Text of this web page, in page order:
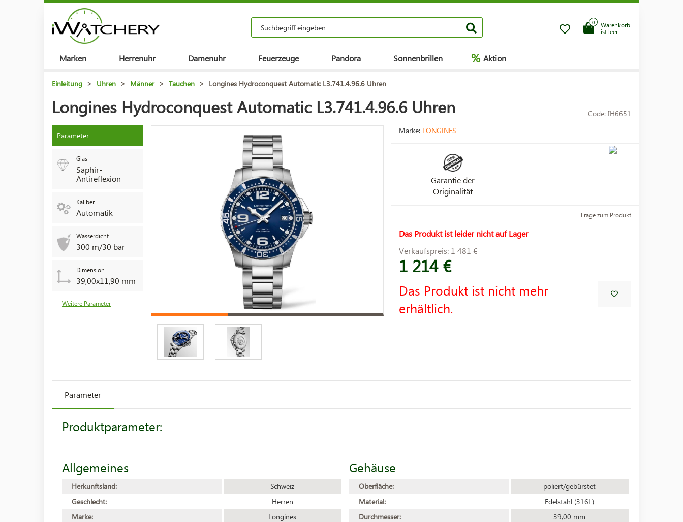
Warenkorb
ist leer
0
Marken Herrenuhr Damenuhr Feuerzeuge Pandora Sonnenbrillen % Aktion
Einleitung > Uhren > Männer > Tauchen > Longines Hydroconquest Automatic L3.741.4.96.6 Uhren
Longines Hydroconquest Automatic L3.741.4.96.6 Uhren Code: IH6651
Parameter
Glas
Saphir-
Antireflexion
Kaliber
Automatik
Wasserdicht
300 m/30 bar
Dimension
39,00x11,90 mm
Weitere Parameter
Marke: LONGINES
Garantie der
Originalität
Frage zum Produkt
Das Produkt ist leider nicht auf Lager
Verkaufspreis:1 481 €
1 214 €
Das Produkt ist nicht mehr
erhältlich.
Parameter
Produktparameter:
Allgemeines
Herkunftsland:
Schweiz
Geschlecht:
Herren
Marke:
Longines
Gehäuse
Oberfläche:
poliert/gebürstet
Material:
Edelstahl (316L)
Durchmesser:
39,00 mm